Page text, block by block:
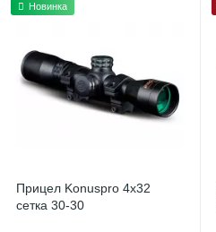
Новинка
Прицел Konuspro 4x32
сетка 30-30